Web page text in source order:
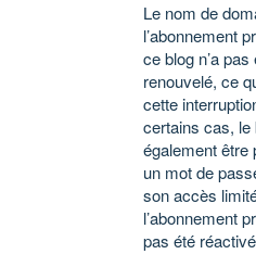
Le nom de
l’abonnement
ce blog n’a pas
renouvelé, ce
cette
certains cas, le
également être
un mot de
son accès
l’abonnement
pas été